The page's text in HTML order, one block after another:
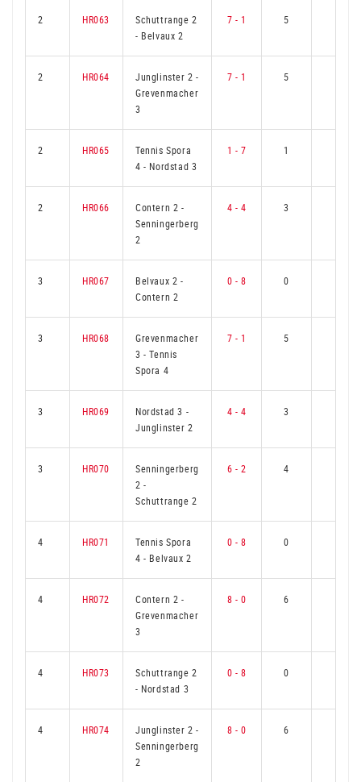
2 HR063
Schuttrange 2
- Belvaux 2
7 - 1 5
2 HR064 Junglinster 2-
Grevenmacher
3
7 - 1 5
2 HR065
Tennis Spora
4- Nordstad 3
1 - 7 1
2 HR066 Contern 2 -
Senningerberg
2
4 - 4 3
3 HR067 Belvaux 2 -
Contern 2
0 - 8 0
3 HR068
Grevenmacher
3-Tennis
Spora 4
7 - 1 5
3 HR069 Nordstad 3 -
Junglinster 2
4 - 4 3
3 HR070
Senningerberg
2-
Schuttrange 2
6 - 2 4
4 HR071
Tennis Spora
4- Belvaux 2
0 - 8 0
4 HR072 Contern 2 -
Grevenmacher
3
8 - 0 6
4 HR073
Schuttrange 2
- Nordstad 3
0 - 8 0
4 HR074 Junglinster 2-
Senningerberg
2
8 - 0 6